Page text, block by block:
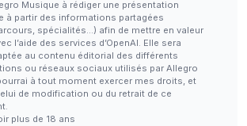
Musique à rédiger une présentation
à partir des informations partagées
spécialités…) afin de mettre en valeur
l’aide des services d’OpenAI. Elle sera
au contenu éditorial des différents
ou réseaux sociaux utilisés par Allegro
à tout moment exercer mes droits, et
de modification ou du retrait de ce
plus de 18 ans